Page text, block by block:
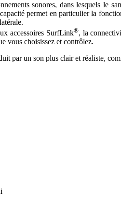
sonores, dans lesquels le
permet en particulier la
accessoires SurfLink®, la
vous choisissez et contrôlez.
par un son plus clair et réaliste,